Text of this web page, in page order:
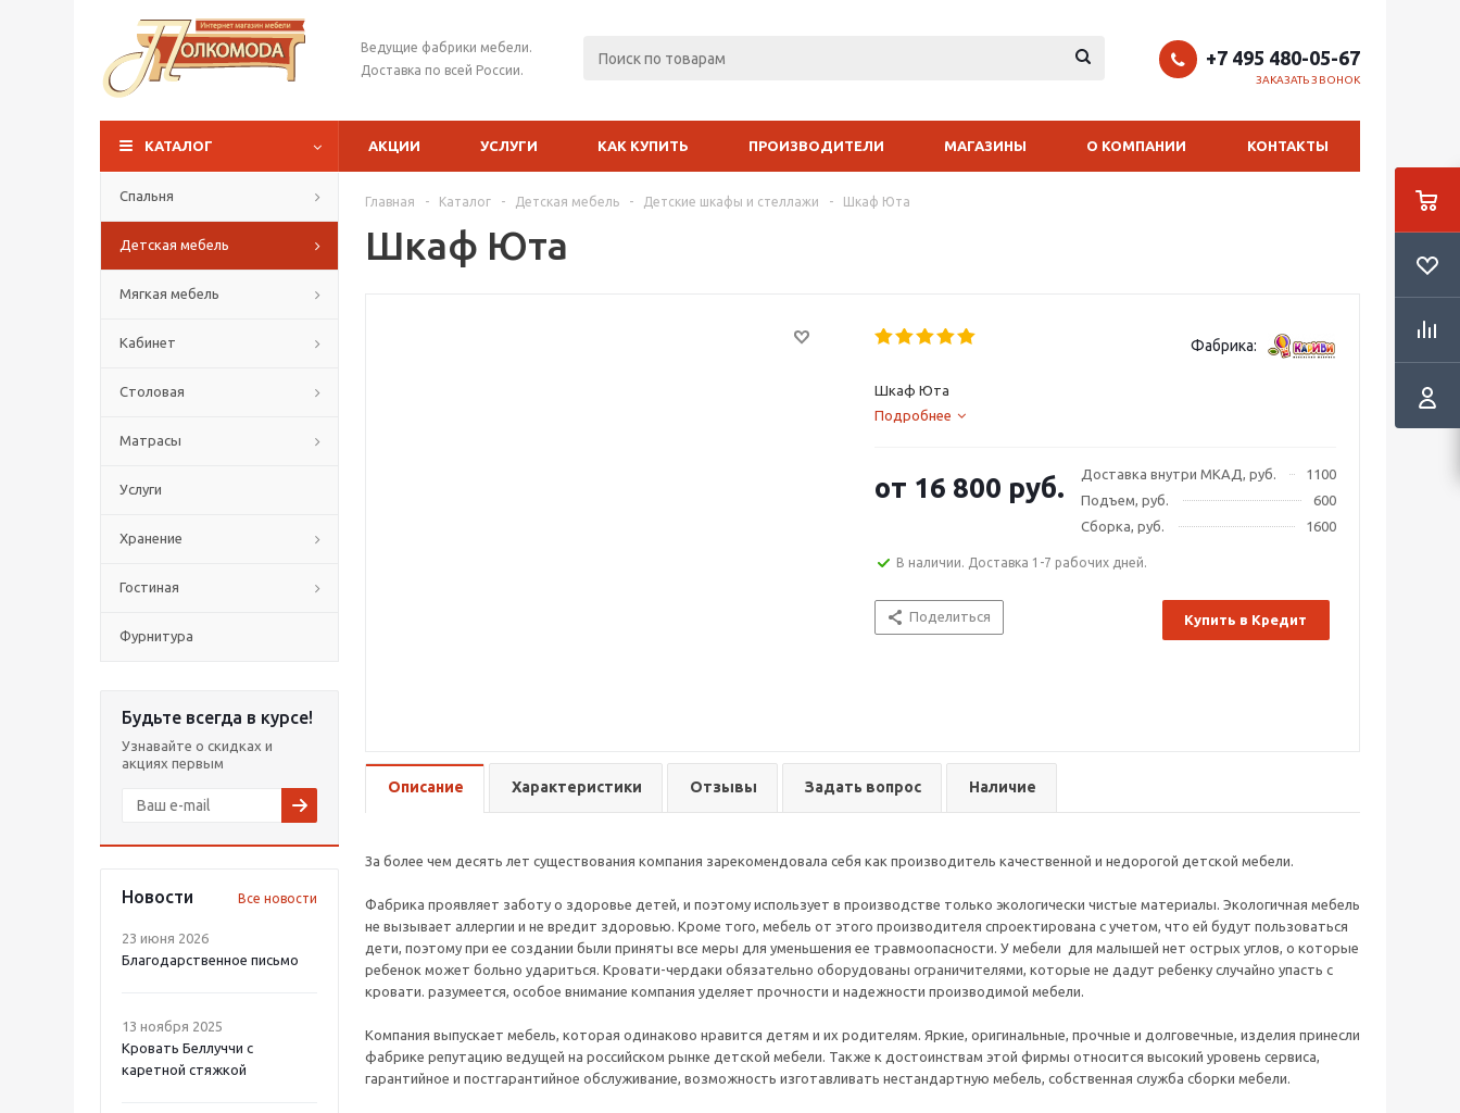
Ведущие фабрики мебели.
Доставка по всей России.
+7 495 480-05-67
ЗАКАЗАТЬ ЗВОНОК
КАТАЛОГ АКЦИИ УСЛУГИ КАК КУПИТЬ ПРОИЗВОДИТЕЛИ МАГАЗИНЫ О КОМПАНИИ КОНТАКТЫ
Спальня
Детская мебель
Мягкая мебель
Кабинет
Столовая
Матрасы
Услуги
Хранение
Гостиная
Фурнитура
Будьте всегда в курсе!
Узнавайте о скидках и
акциях первым
Новости Все новости
23 июня 2026
Благодарственное письмо
13 ноября 2025
Кровать Беллуччи с
каретной стяжкой
Главная - Каталог - Детская мебель - Детские шкафы и стеллажи - Шкаф Юта
Шкаф Юта
Фабрика:
Шкаф Юта
Подробнее
Доставка внутри МКАД, руб.
1100
Подъем, руб.
600
Сборка, руб.
1600
от 16 800 руб.
В наличии. Доставка 1-7 рабочих дней.
Поделиться Купить в Кредит
Описание Характеристики Отзывы Задать вопрос Наличие
За более чем десять лет существования компания зарекомендовала себя как производитель качественной и недорогой детской мебели.
Фабрика проявляет заботу о здоровье детей, и поэтому использует в производстве только экологически чистые материалы. Экологичная мебель
не вызывает аллергии и не вредит здоровью. Кроме того, мебель от этого производителя спроектирована с учетом, что ей будут пользоваться
дети, поэтому при ее создании были приняты все меры для уменьшения ее травмоопасности. У мебели для малышей нет острых углов, о которые
ребенок может больно удариться. Кровати-чердаки обязательно оборудованы ограничителями, которые не дадут ребенку случайно упасть с
кровати. разумеется, особое внимание компания уделяет прочности и надежности производимой мебели.
Компания выпускает мебель, которая одинаково нравится детям и их родителям. Яркие, оригинальные, прочные и долговечные, изделия принесли
фабрике репутацию ведущей на российском рынке детской мебели. Также к достоинствам этой фирмы относится высокий уровень сервиса,
гарантийное и постгарантийное обслуживание, возможность изготавливать нестандартную мебель, собственная служба сборки мебели.